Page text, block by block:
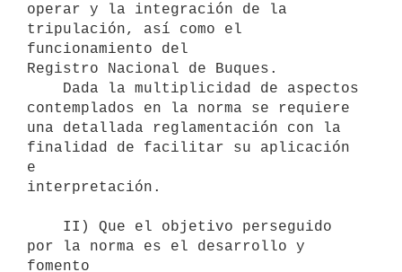
operar y la integración de la
tripulación, así como el
funcionamiento del
Registro Nacional de Buques.
contemplados en la norma se requiere
una detallada reglamentación con la
finalidad de facilitar su aplicación
e
interpretación.
por la norma es el desarrollo y
fomento